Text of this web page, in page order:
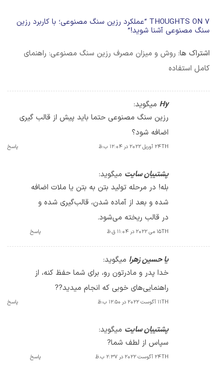
7 THOUGHTS ON “ عملکرد رزین سنگ مصنوعی؛ با کاربرد رزین
سنگ مصنوعی آشنا شوید!”
اشتراک ها: روش و میزان مصرف رزین سنگ مصنوعی: راهنمای
کامل استفاده
Hy میگوید:
رزین سنگ مصنوعی حتما باید پیش از قالب گیری
اضافه شود؟
24TH آوریل 2022 در 12:04 ب.ظ پاسخ
پشتیبان سایت میگوید:
بله! در مرحله تولید بتن به بتن یا ملات اضافه
شده و بعد از آماده شدن، قالب‌گیری شده و
در قالب ریخته می‌شود.
15TH می 2022 در 11:04 ق.ظ پاسخ
یا حسین زهرا میگوید:
خدا پدر و مادرتون رو، برای شما حفظ کنه، از
راهنمایی‌های خوبی که انجام میدید??
11TH آگوست 2022 در 12:50 ب.ظ پاسخ
پشتیبان سایت میگوید:
سپاس از لطف شما?
24TH آگوست 2022 در 2:37 ب.ظ پاسخ